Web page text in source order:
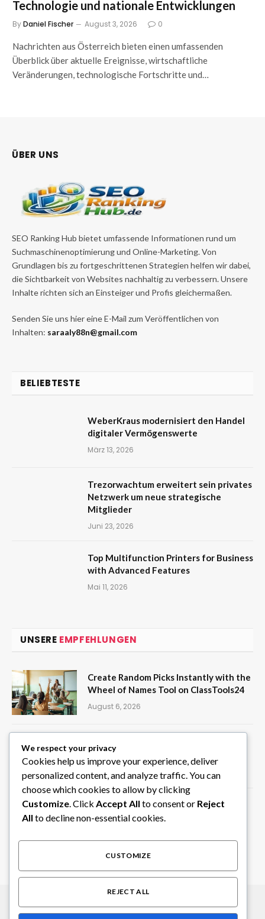
Technologie und nationale Entwicklungen
ByDaniel Fischer August 3, 2026 0
Nachrichten aus Österreich bieten einen umfassenden
Überblick über aktuelle Ereignisse, wirtschaftliche
Veränderungen, technologische Fortschritte und…
ÜBER UNS
SEO Ranking Hub bietet umfassende Informationen rund um
Suchmaschinenoptimierung und Online-Marketing. Von
Grundlagen bis zu fortgeschrittenen Strategien helfen wir dabei,
die Sichtbarkeit von Websites nachhaltig zu verbessern. Unsere
Inhalte richten sich an Einsteiger und Profis gleichermaßen.
Senden Sie uns hier eine E-Mail zum Veröffentlichen von
Inhalten: saraaly88n@gmail.com
BELIEBTESTE
WeberKraus modernisiert den Handel
digitaler Vermögenswerte
März 13, 2026
Trezorwachtum erweitert sein privates
Netzwerk um neue strategische
Mitglieder
Juni 23, 2026
Top Multifunction Printers for Business
with Advanced Features
Mai 11, 2026
UNSERE EMPFEHLUNGEN
Create Random Picks Instantly with the
Wheel of Names Tool on ClassTools24
August 6, 2026
individuelle Rundreisen
August 6, 2026
STIG ROCK Erfahrungen Monatliche
Rückzahlungen und Rückkaufoption
© 2026 Alle Rechte vorbehalten.SEO Ranking Hub
We respect your privacy
Cookies help us improve your experience, deliver
personalized content, and analyze traffic. You can
choose which cookies to allow by clicking
Customize. Click Accept All to consent or Reject
All to decline non-essential cookies.
CUSTOMIZE
REJECT ALL